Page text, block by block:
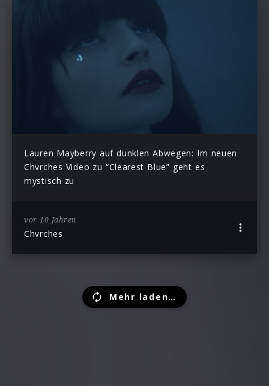
Lauren Mayberry auf dunklen Abwegen: Im neuen
Chvrches Video zu “Clearest Blue” geht es
mystisch zu
vor 10 Jahren
Chvrches
Mehr laden…